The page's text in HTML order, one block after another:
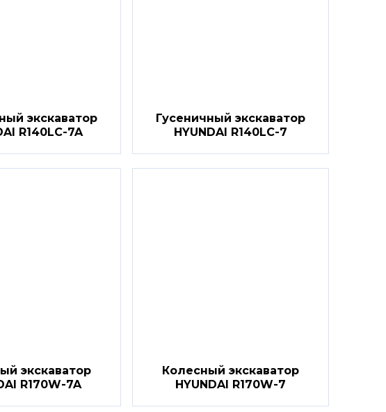
экскаватор
R140LC-7A
Гусеничный экскаватор
HYUNDAI R140LC-7
экскаватор
R170W-7A
Колесный экскаватор
HYUNDAI R170W-7